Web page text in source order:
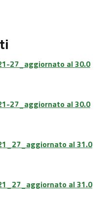
27_aggiornato al 30.0
27_aggiornato al 30.0
al 31.0
al 31.0